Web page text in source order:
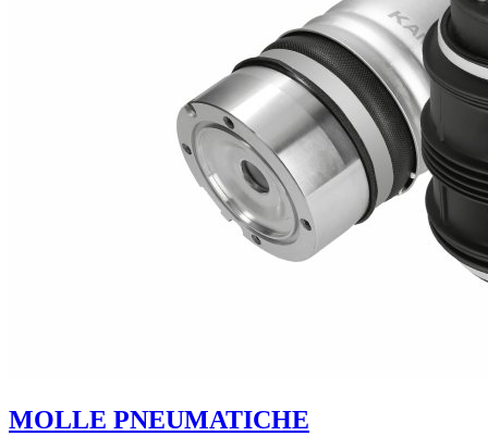
MOLLE PNEUMATICHE